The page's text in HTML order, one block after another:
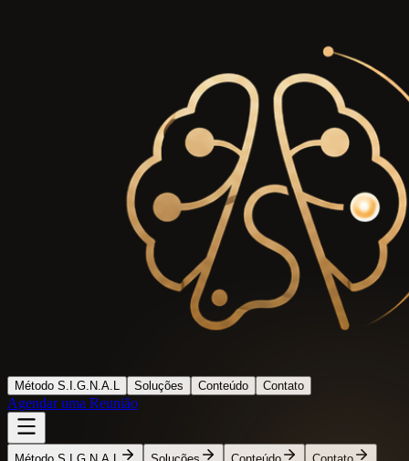
Método S.I.G.N.A.L Soluções Conteúdo Contato
Agendar uma Reunião